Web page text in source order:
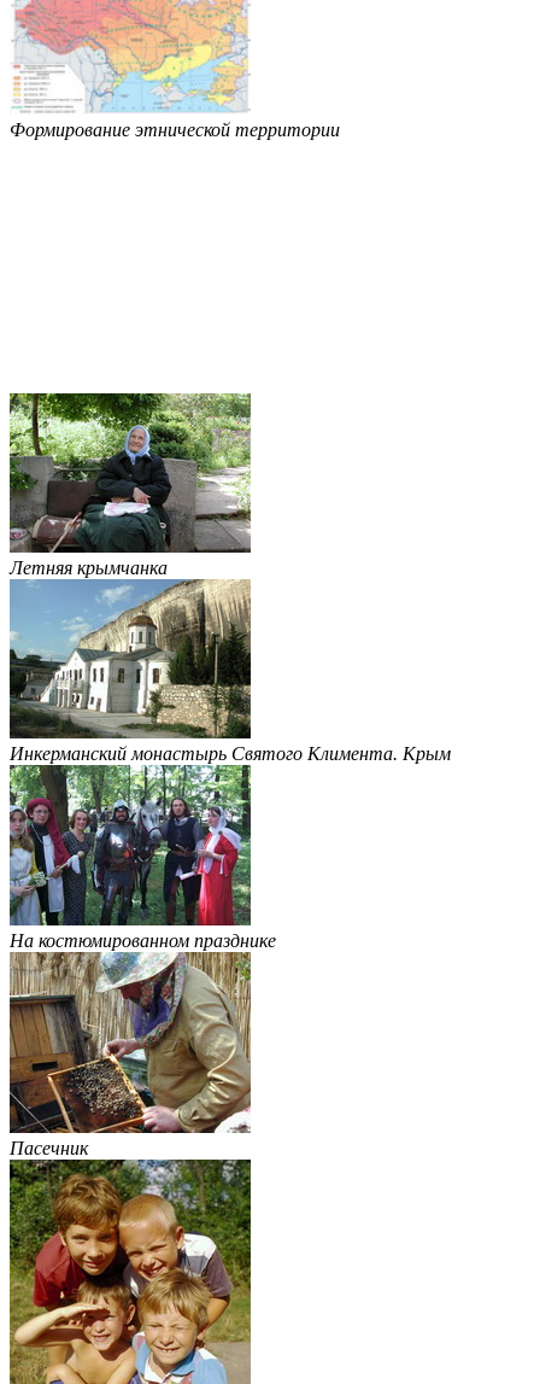
Формирование этнической территории
Летняя крымчанка
Инкерманский монастырь Святого Климента. Крым
На костюмированном празднике
Пасечник